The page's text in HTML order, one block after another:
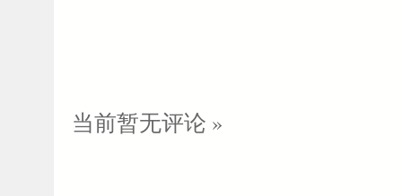
当前暂无评论 »